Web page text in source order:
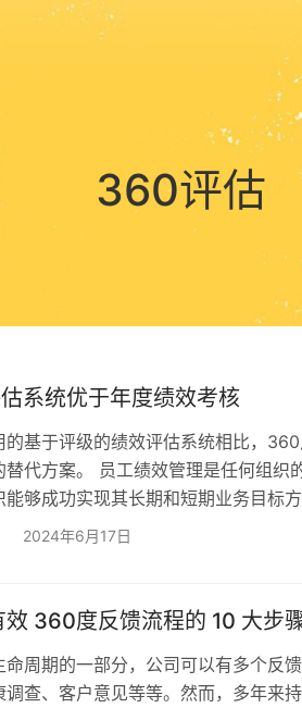
360评估
系统优于年度绩效考核
的基于评级的绩效评估系统相比，
代方案。 员工绩效管理是任何组织
够成功实现其长期和短期业务目标
查不应只关注高绩效者，还应着眼于
客观并做出公正的决定。为此，他们
2024年6月17日
360度反馈流程的 10 大步
周期的一部分，公司可以有多个反
调查、客户意见等等。然而，多年来